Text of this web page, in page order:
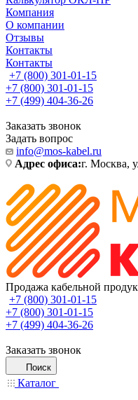
Компания
О компании
Отзывы
Контакты
Контакты
+7 (800) 301-01-15
+7 (800) 301-01-15
+7 (499) 404-36-26
Заказать звонок
Задать вопрос
info@mos-kabel.ru
Адрес офиса:г. Москва,
Продажа кабельной
+7 (800) 301-01-15
+7 (800) 301-01-15
+7 (499) 404-36-26
Заказать звонок
Поиск
Каталог